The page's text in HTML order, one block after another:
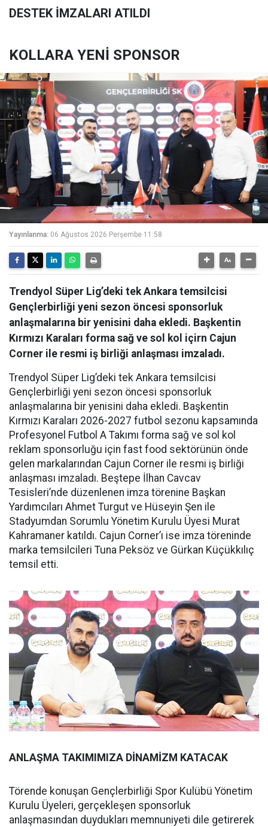
DESTEK İMZALARI ATILDI
KOLLARA YENİ SPONSOR
Yayınlanma: 06 Ağustos 2026 Perşembe 11:58
Trendyol Süper Lig’deki tek Ankara temsilcisi
Gençlerbirliği yeni sezon öncesi sponsorluk
anlaşmalarına bir yenisini daha ekledi. Başkentin
Kırmızı Karaları forma sağ ve sol kol içirn Cajun
Corner ile resmi iş birliği anlaşması imzaladı.
Trendyol Süper Lig’deki tek Ankara temsilcisi
Gençlerbirliği yeni sezon öncesi sponsorluk
anlaşmalarına bir yenisini daha ekledi. Başkentin
Kırmızı Karaları 2026-2027 futbol sezonu kapsamında
Profesyonel Futbol A Takımı forma sağ ve sol kol
reklam sponsorluğu için fast food sektörünün önde
gelen markalarından Cajun Corner ile resmi iş birliği
anlaşması imzaladı. Beştepe İlhan Cavcav
Tesisleri’nde düzenlenen imza törenine Başkan
Yardımcıları Ahmet Turgut ve Hüseyin Şen ile
Stadyumdan Sorumlu Yönetim Kurulu Üyesi Murat
Kahramaner katıldı. Cajun Corner’ı ise imza töreninde
marka temsilcileri Tuna Peksöz ve Gürkan Küçükkılıç
temsil etti.
ANLAŞMA TAKIMIMIZA DİNAMİZM KATACAK
Törende konuşan Gençlerbirliği Spor Kulübü Yönetim
Kurulu Üyeleri, gerçekleşen sponsorluk
anlaşmasından duydukları memnuniyeti dile getirerek